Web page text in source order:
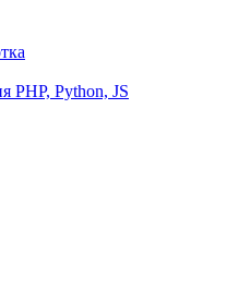
PHP, Python, JS